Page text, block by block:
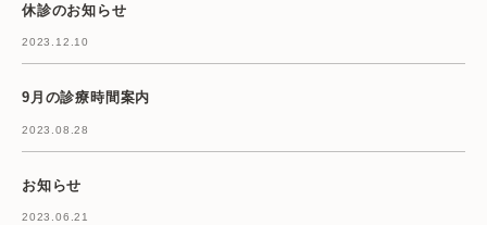
休診のお知らせ
2023.12.10
9月の診療時間案内
2023.08.28
お知らせ
2023.06.21